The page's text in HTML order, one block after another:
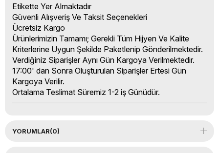
Etikette Yer Almaktadır
Güvenli Alışveriş Ve Taksit Seçenekleri
Ücretsiz Kargo
Ürünlerimizin Tamamı; Gerekli Tüm Hijyen Ve Kalite
Kriterlerine Uygun Şekilde Paketlenip Gönderilmektedir.
Verdiğiniz Siparişler Aynı Gün Kargoya Verilmektedir.
17:00' dan Sonra Oluşturulan Siparişler Ertesi Gün
Kargoya Verilir.
Ortalama Teslimat Süremiz 1-2 iş Günüdür.
YORUMLAR(0)